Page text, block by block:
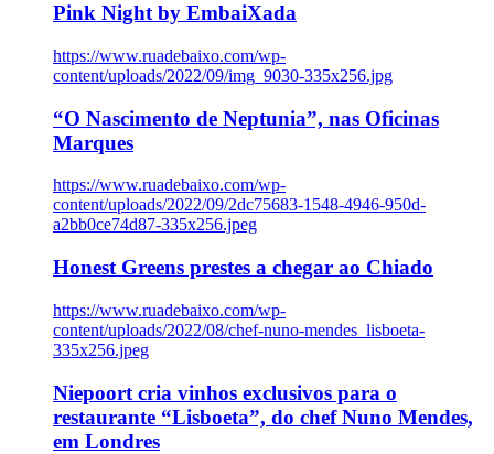
Pink Night by EmbaiXada
https://www.ruadebaixo.com/wp-
content/uploads/2022/09/img_9030-335x256.jpg
“O Nascimento de Neptunia”, nas Oficinas
Marques
https://www.ruadebaixo.com/wp-
content/uploads/2022/09/2dc75683-1548-4946-950d-
a2bb0ce74d87-335x256.jpeg
Honest Greens prestes a chegar ao Chiado
https://www.ruadebaixo.com/wp-
content/uploads/2022/08/chef-nuno-mendes_lisboeta-
335x256.jpeg
Niepoort cria vinhos exclusivos para o
restaurante “Lisboeta”, do chef Nuno Mendes,
em Londres